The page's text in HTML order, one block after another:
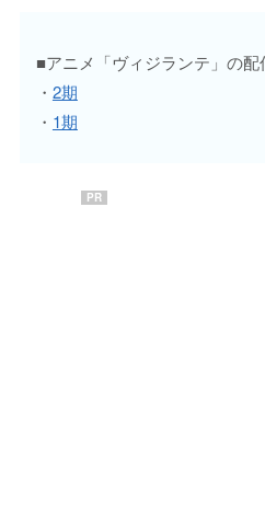
■アニメ「ヴィジランテ」の配
・ 2期
・ 1期
PR